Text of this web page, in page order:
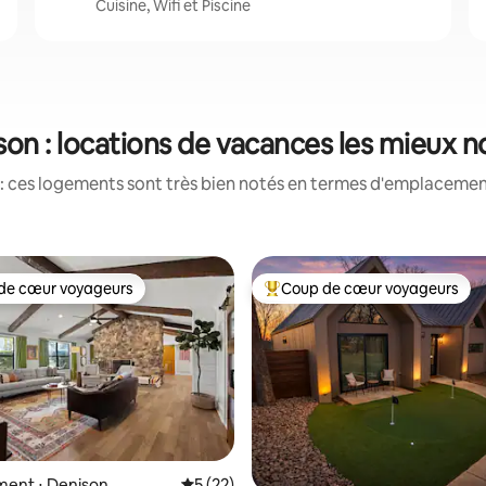
Cuisine, Wifi et Piscine
: locations de vacances les mieux
ces logements sont très bien notés en termes
cœur voyageurs les plus appréciés
cœur voyageurs Coups de cœur voyageurs les
Coup de cœur voyageurs